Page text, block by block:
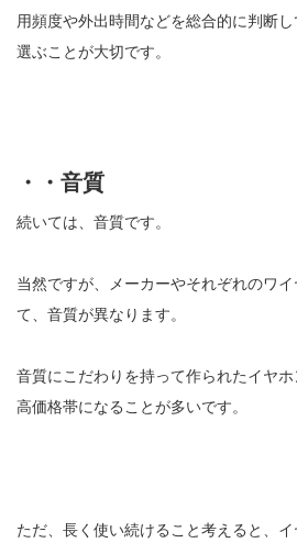
用頻度や外出時間などを総合的に判断
選ぶことが大切です。
・・音質
続いては、音質です。
当然ですが、メーカーやそれぞれのワ
て、音質が異なります。
音質にこだわりを持って作られたイヤ
高価格帯になることが多いです。
ただ、長く使い続けること考えると、